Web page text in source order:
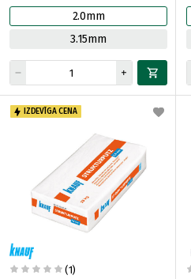
2.0mm
3.15mm
IZDEVĪGA CENA
(1)